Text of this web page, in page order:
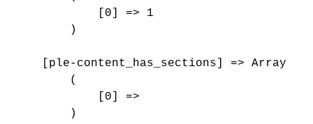
            [0] => 1
        )
    [ple-content_has_sections] => Array
        (
            [0] =>
        )